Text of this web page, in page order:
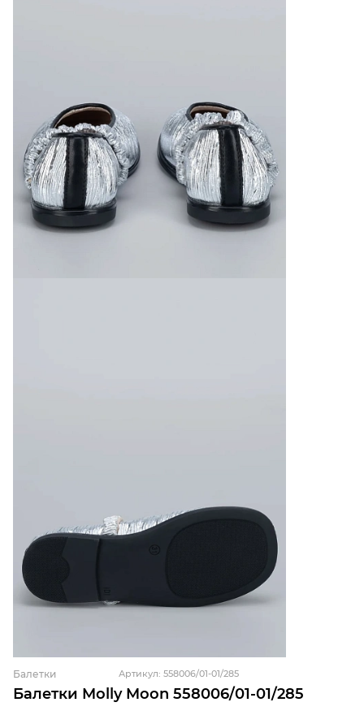
Балетки Molly Moon 558006/01-01/285
Балетки Артикул: 558006/01-01/285